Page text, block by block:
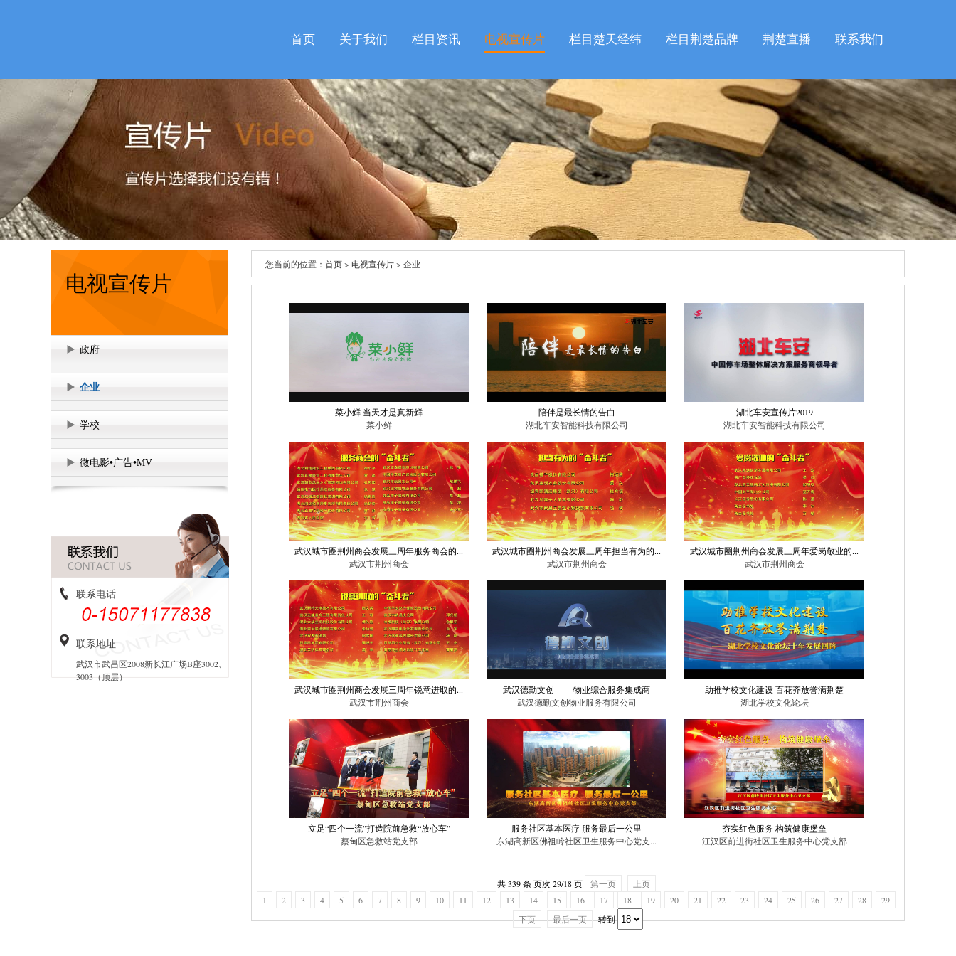
首页 关于我们 栏目资讯 电视宣传片 栏目楚天经纬 栏目荆楚品牌 荆楚直播 联系我们
电视宣传片
政府
企业
学校
微电影•广告•MV
联系电话
联系地址
武汉市武昌区2008新长江广场B座3002、
3003（顶层）
您当前的位置： 首页> 电视宣传片> 企业
菜小鲜 当天才是真新鲜
菜小鲜
陪伴是最长情的告白
湖北车安智能科技有限公司
湖北车安宣传片2019
湖北车安智能科技有限公司
武汉城市圈荆州商会发展三周年服务商会的...
武汉市荆州商会
武汉城市圈荆州商会发展三周年担当有为的...
武汉市荆州商会
武汉城市圈荆州商会发展三周年爱岗敬业的...
武汉市荆州商会
武汉城市圈荆州商会发展三周年锐意进取的...
武汉市荆州商会
武汉德勤文创 ——物业综合服务集成商
武汉德勤文创物业服务有限公司
助推学校文化建设 百花齐放誉满荆楚
湖北学校文化论坛
立足“四个一流”打造院前急救“放心车”
蔡甸区急救站党支部
服务社区基本医疗 服务最后一公里
东湖高新区佛祖岭社区卫生服务中心党支...
夯实红色服务 构筑健康堡垒
江汉区前进街社区卫生服务中心党支部
共 339 条 页次 29/18 页 第一页
上页
1
2 3 4 5 6 7 8 9 10 11 12 13 14 15 16 17 18 19 20 21 22 23 24 25 26 27 28
29
下页
最后一页 转到